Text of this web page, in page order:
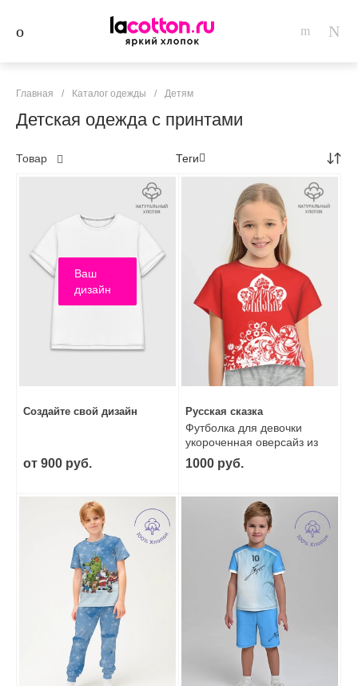
Главная / Каталог одежды / Детям
Детская одежда с принтами
Товар Теги
Ваш
дизайн
Создайте свой дизайн
от 900 руб.
Русская сказка
Футболка для девочки
укороченная оверсайз из
хлопка
1000 руб.